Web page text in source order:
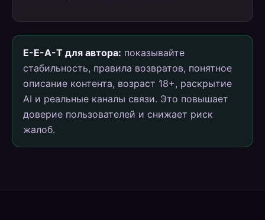
E-E-A-T для автора: показывайте
стабильность, правила возвратов, понятное
описание контента, возраст 18+, раскрытие
AI и реальные каналы связи. Это повышает
доверие пользователей и снижает риск
жалоб.